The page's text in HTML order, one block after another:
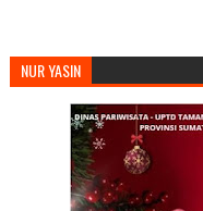
NUR YASIN